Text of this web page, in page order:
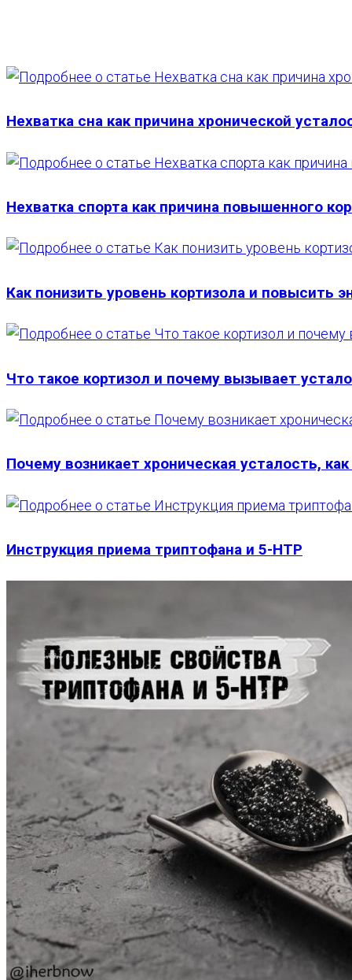
Нехватка сна как причина хронической
Нехватка спорта как причина повышенного
Как понизить уровень кортизола и повысить
Что такое кортизол и почему вызывает
Почему возникает хроническая усталость,
Инструкция приема триптофана и 5-HTP